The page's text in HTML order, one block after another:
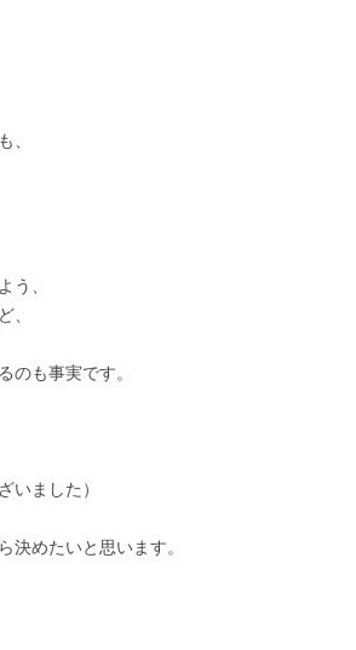
、
う、
、
のも事実です。
いました）
決めたいと思います。